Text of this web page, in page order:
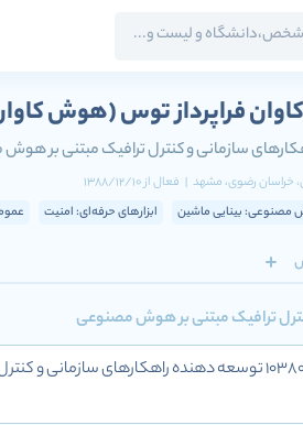
فراپرداز توس(هوش
سازمانی و کنترل ترافیک مبتنی بر
، خراسان رضوی، مشهد | فعالاز1388/12/10
بینایی ماشین
ابزارهای حرفه‌ای: امنیت
ترافیک مبتنی بر هوش مصنوعی